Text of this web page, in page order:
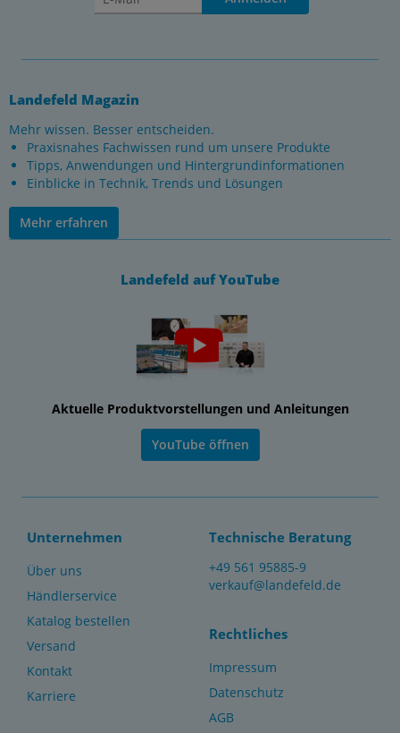
Landefeld Magazin
Mehr wissen. Besser entscheiden.
Praxisnahes Fachwissen rund um unsere Produkte
Tipps, Anwendungen und Hintergrundinformationen
Einblicke in Technik, Trends und Lösungen
Mehr erfahren
Landefeld auf YouTube
Aktuelle Produktvorstellungen und Anleitungen
YouTube öffnen
Unternehmen
Über uns
Händlerservice
Katalog bestellen
Versand
Kontakt
Karriere
Technische Beratung
+49 561 95885-9
verkauf@landefeld.de
Rechtliches
Impressum
Datenschutz
AGB